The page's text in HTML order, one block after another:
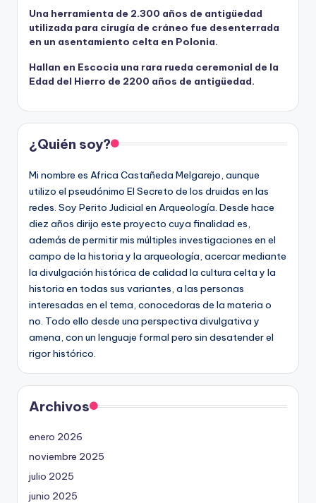
Una herramienta de 2.300 años de antigüedad
utilizada para cirugía de cráneo fue desenterrada
en un asentamiento celta en Polonia.
Hallan en Escocia una rara rueda ceremonial de la
Edad del Hierro de 2200 años de antigüedad.
¿Quién soy?
Mi nombre es Africa Castañeda Melgarejo, aunque
utilizo el pseudónimo El Secreto de los druidas en las
redes. Soy Perito Judicial en Arqueología. Desde hace
diez años dirijo este proyecto cuya finalidad es,
además de permitir mis múltiples investigaciones en el
campo de la historia y la arqueología, acercar mediante
la divulgación histórica de calidad la cultura celta y la
historia en todas sus variantes, a las personas
interesadas en el tema, conocedoras de la materia o
no. Todo ello desde una perspectiva divulgativa y
amena, con un lenguaje formal pero sin desatender el
rigor histórico.
Archivos
enero 2026
noviembre 2025
julio 2025
junio 2025